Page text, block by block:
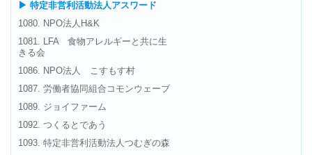
▶ 特定非営利活動法人アスワード
1080. NPO法人H&K
1081. LFA 食物アレルギーと共に生
きる会
1086. NPO法人 こすもす村
1087. 労働者協同組合コモンウェーブ
1089. ジョイファーム
1092. つくるとであう
1093. 特定非営利活動法人つむぎの森